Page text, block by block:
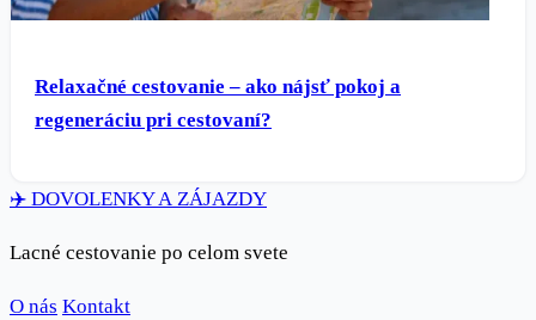
Relaxačné cestovanie – ako nájsť pokoj a
regeneráciu pri cestovaní?
✈️ DOVOLENKYA ZÁJAZDY
Lacné cestovanie po celom svete
O nás Kontakt